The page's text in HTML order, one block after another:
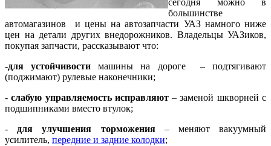
сегодня можно в
большинстве
автомагазинов и цены на автозапчасти УАЗ намного ниже
цен на детали других внедорожников. Владельцы УАЗиков,
покупая запчасти, рассказывают что:
-для устойчивости машины на дороге – подтягивают
(поджимают) рулевые наконечники;
-слабую управляемость исправляют– заменой шкворней с
подшипниками вместо втулок;
- для улучшения торможения– меняют вакуумный
усилитель, передние и задние колодки;